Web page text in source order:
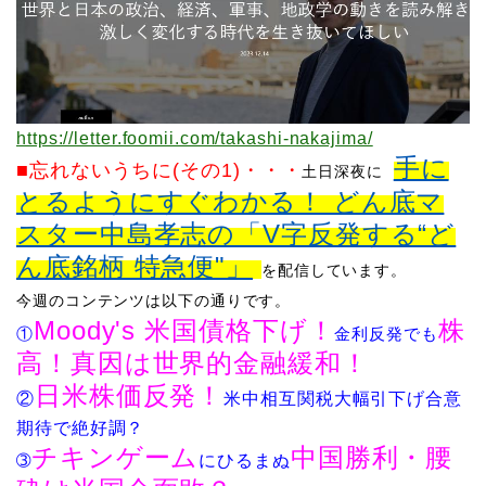
https://letter.foomii.com/takashi-nakajima/
■忘れないうちに(その1) ・・・土日深夜に
手に
とるようにすぐわかる！ どん底マ
スター中島孝志の「V字反発する“ど
ん底銘柄 特急便"」 を配信してい ます。
今週のコンテンツは以下の通りです。
​①Moody's 米国債格下げ！金利反発でも株
高！ 真因は世界的金融緩和！
② 日米株価反発！米中相互関税大幅引下げ合意
期待で絶好調？
➂チキンゲーム にひるまぬ中国勝利・腰